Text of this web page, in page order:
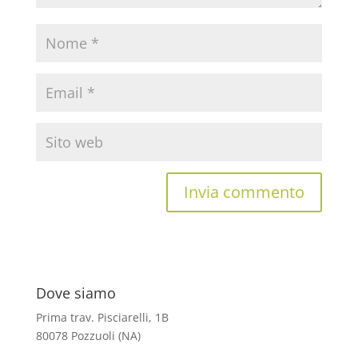
Dove siamo
Prima trav. Pisciarelli, 1B
80078 Pozzuoli (NA)